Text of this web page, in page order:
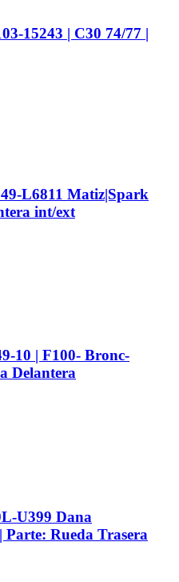
15243 | C30 74/77 |
L6811 Matiz|Spark
int/ext
10 | F100- Bronc-
Delantera
U399 Dana
Parte: Rueda Trasera